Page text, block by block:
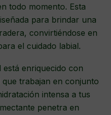
todo momento. Esta
para brindar una
convirtiéndose en
el cuidado labial.
enriquecido con
que trabajan en conjunto
intensa a tus
penetra en